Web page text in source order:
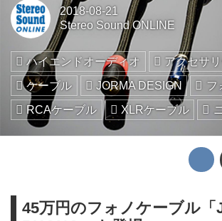
2018-08-21
Stereo Sound ONLINE
ハイエンドオーディオ
アクセサ
ケーブル
JORMA DESIGN
フ
RCAケーブル
XLRケーブル
45万円のフォノケーブル「